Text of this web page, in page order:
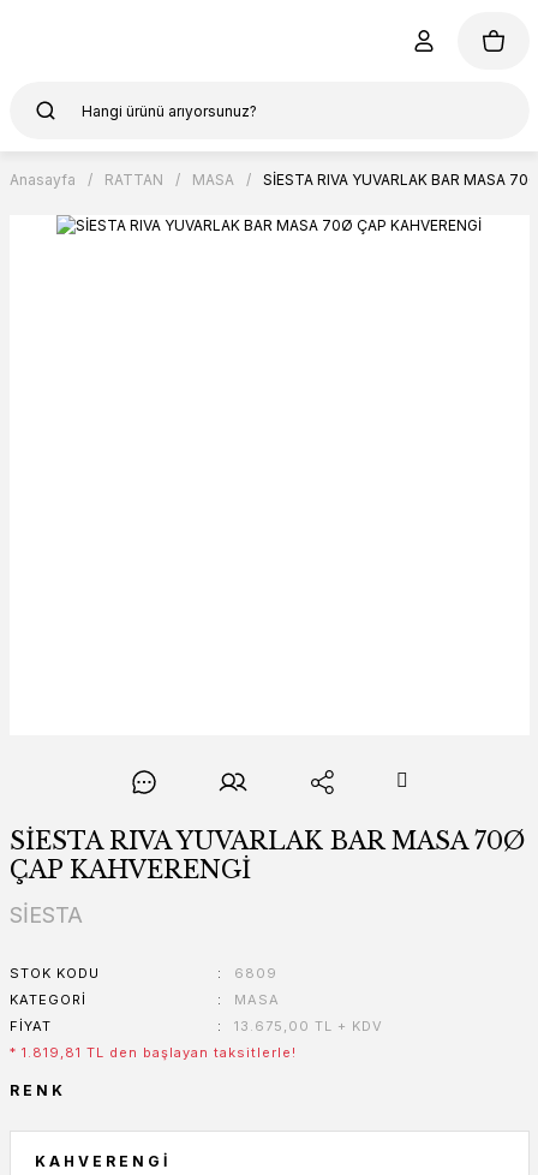
Anasayfa RATTAN MASA SİESTA RIVA YUVARLAK BAR MASA
SİESTA RIVA YUVARLAK BAR MASA 70Ø
ÇAP KAHVERENGİ
SİESTA
STOK KODU
6809
KATEGORI
MASA
FIYAT
13.675,00 TL + KDV
* 1.819,81 TL den başlayan taksitlerle!
RENK